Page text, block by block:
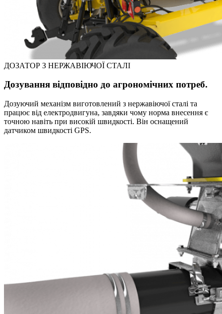
ДОЗАТОР З НЕРЖАВІЮЧОЇ СТАЛІ
Дозування відповідно до агрономічних потреб.
Дозуючий механізм виготовлений з нержавіючої сталі та
працює від електродвигуна, завдяки чому норма внесення є
точною навіть при високій швидкості. Він оснащений
датчиком швидкості GPS.